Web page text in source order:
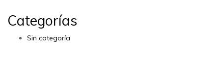
Categorías
Sin categoría